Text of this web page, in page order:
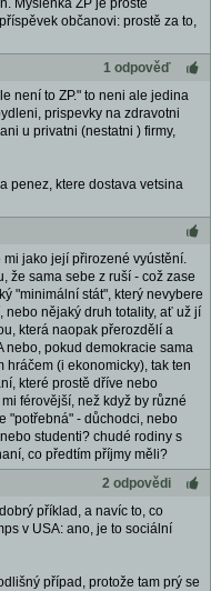
Myšlenka ZP je prostě
občanovi: prostě za to,
1 odpověď
není to ZP." to neni ale jedina
prispevky na zdravotni
u privatni (nestatni ) firmy,
penez, ktere dostava vetsina
jako její přirozené vyústění.
že sama sebe z ruší - což zase
"minimální stát", který nevybere
nebo nějaký druh totality, ať už jí
která naopak přerozdělí a
nebo, pokud demokracie sama
hráčem (i ekonomicky), tak ten
které prostě dříve nebo
férovější, než když by různé
"potřebná" - důchodci, nebo
studenti? chudé rodiny s
co předtím příjmy měli?
2 odpovědi
příklad, a navíc to, co
v USA: ano, je to sociální
případ, protože tam prý se